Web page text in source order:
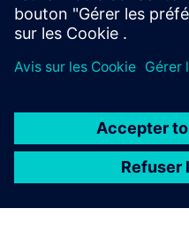
En savoir plus